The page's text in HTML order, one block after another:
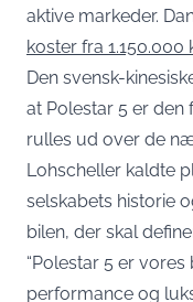
aktive markeder.
koster fra 1.150.000
Den svensk-
at Polestar 5 er den
rulles ud over de
Lohscheller kaldte
selskabets historie
bilen, der skal
“Polestar 5 er
performance og